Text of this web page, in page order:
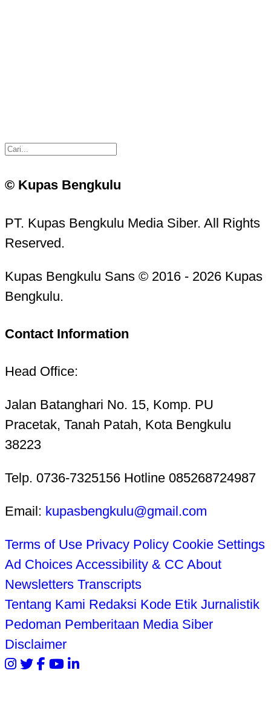
© Kupas Bengkulu
PT. Kupas Bengkulu Media Siber. All Rights
Reserved.
Kupas Bengkulu Sans © 2016 - 2026 Kupas
Bengkulu.
Contact Information
Head Office:
Jalan Batanghari No. 15, Komp. PU
Pracetak, Tanah Patah, Kota Bengkulu
38223
Telp. 0736-7325156 Hotline 085268724987
Email: kupasbengkulu@gmail.com
Terms of Use Privacy Policy Cookie Settings
Ad Choices Accessibility & CC About
Newsletters Transcripts
Tentang Kami Redaksi Kode Etik Jurnalistik
Pedoman Pemberitaan Media Siber
Disclaimer